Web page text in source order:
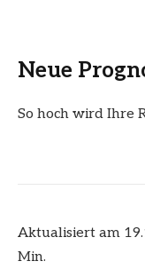
Neue
So hoch wird Ihre
Aktualisiert am
Min.